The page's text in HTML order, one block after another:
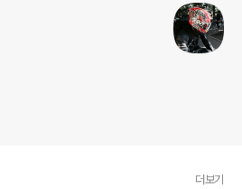
더보기